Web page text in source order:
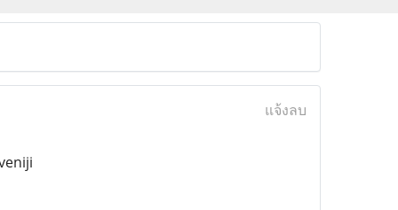
แจ้งลบ